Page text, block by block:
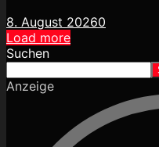
8. August 20260
Load more
Suchen
Anzeige